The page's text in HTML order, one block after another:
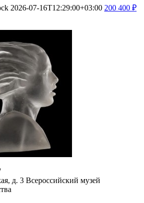
2026-07-16T12:29:00+03:00 200 400 ₽
д. 3 Всероссийский музей